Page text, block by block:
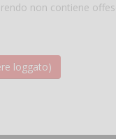
non contiene